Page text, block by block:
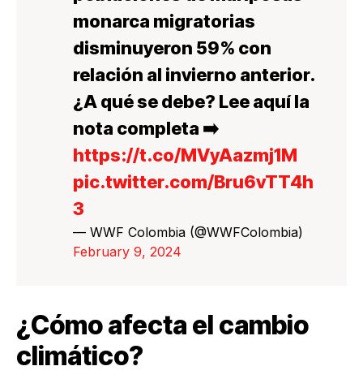
monarca migratorias
disminuyeron 59% con
relación al invierno anterior.
¿A qué se debe? Lee aquí la
nota completa ➡️
https://t.co/MVyAazmj1M
pic.twitter.com/Bru6vTT4h
3
— WWF Colombia (@WWFColombia)
February 9, 2024
¿Cómo afecta el cambio
climático?